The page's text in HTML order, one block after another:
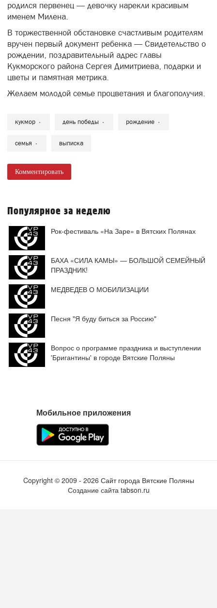
родился первенец — девочку нарекли красивым
именем Милена.
В торжественной обстановке счастливым родителям
вручен первый документ ребенка — Свидетельство о
рождении, поздравительный адрес главы
Кукморского района Сергея Димитриева, подарки и
цветы и памятная метрика.
Желаем молодой семье процветания и благополучия.
кукмор день победы рождение
семья выписка
Комментировать
Популярное за неделю
Рок-фестиваль «На Заре» в Вятских Полянах
БАХА «СИЛА КАМЫ» — БОЛЬШОЙ СЕМЕЙНЫЙ
ПРАЗДНИК!
МЕДВЕДЕВ О МОБИЛИЗАЦИИ
Песня "Я буду биться за Россию"
Вопрос о программе праздника и выступлении
'Бригантины' в городе Вятские Поляны
Мобильное приложения
Copyright © 2009 - 2026 Сайт города Вятские Поляны
Создание сайта tabson.ru